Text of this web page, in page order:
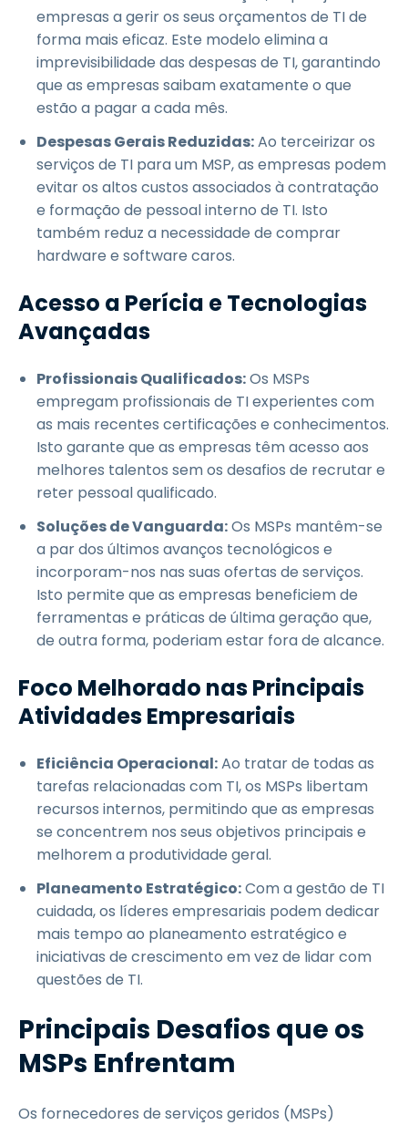
empresas a gerir os seus orçamentos de TI de
forma mais eficaz. Este modelo elimina a
imprevisibilidade das despesas de TI, garantindo
que as empresas saibam exatamente o que
estão a pagar a cada mês.
Despesas Gerais Reduzidas:Ao terceirizar os
serviços de TI para um MSP, as empresas podem
evitar os altos custos associados à contratação
e formação de pessoal interno de TI. Isto
também reduz a necessidade de comprar
hardware e software caros.
Acesso a Perícia e Tecnologias
Avançadas
Profissionais Qualificados:Os MSPs
empregam profissionais de TI experientes com
as mais recentes certificações e conhecimentos.
Isto garante que as empresas têm acesso aos
melhores talentos sem os desafios de recrutar e
reter pessoal qualificado.
Soluções de Vanguarda:Os MSPs mantêm-se
a par dos últimos avanços tecnológicos e
incorporam-nos nas suas ofertas de serviços.
Isto permite que as empresas beneficiem de
ferramentas e práticas de última geração que,
de outra forma, poderiam estar fora de alcance.
Foco Melhorado nas Principais
Atividades Empresariais
Eficiência Operacional:Ao tratar de todas as
tarefas relacionadas com TI, os MSPs libertam
recursos internos, permitindo que as empresas
se concentrem nos seus objetivos principais e
melhorem a produtividade geral.
Planeamento Estratégico:Com a gestão de TI
cuidada, os líderes empresariais podem dedicar
mais tempo ao planeamento estratégico e
iniciativas de crescimento em vez de lidar com
questões de TI.
Principais Desafios que os
MSPs Enfrentam
Os fornecedores de serviços geridos (MSPs)